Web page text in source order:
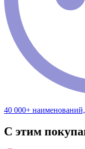
40 000+
С этим